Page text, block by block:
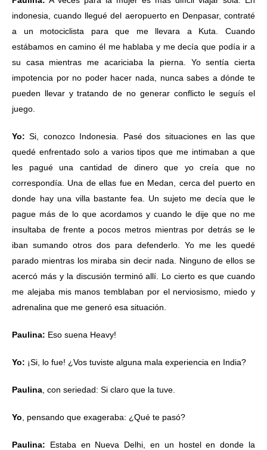
indonesia, cuando llegué del aeropuerto en Denpasar, contraté
a un motociclista para que me llevara a Kuta. Cuando
estábamos en camino él me hablaba y me decía que podía ir a
su casa mientras me acariciaba la pierna. Yo sentía cierta
impotencia por no poder hacer nada, nunca sabes a dónde te
pueden llevar y tratando de no generar conflicto le seguís el
juego.
Yo: Si, conozco Indonesia. Pasé dos situaciones en las que
quedé enfrentado solo a varios tipos que me intimaban a que
les pagué una cantidad de dinero que yo creía que no
correspondía. Una de ellas fue en Medan, cerca del puerto en
donde hay una villa bastante fea. Un sujeto me decía que le
pague más de lo que acordamos y cuando le dije que no me
insultaba de frente a pocos metros mientras por detrás se le
iban sumando otros dos para defenderlo. Yo me les quedé
parado mientras los miraba sin decir nada. Ninguno de ellos se
acercó más y la discusión terminó allí. Lo cierto es que cuando
me alejaba mis manos temblaban por el nerviosismo, miedo y
adrenalina que me generó esa situación.
Paulina: Eso suena Heavy!
Yo: ¡Si, lo fue! ¿Vos tuviste alguna mala experiencia en India?
Paulina , con seriedad: Si claro que la tuve.
Yo , pensando que exageraba: ¿Qué te pasó?
Paulina: Estaba en Nueva Delhi, en un hostel en donde la